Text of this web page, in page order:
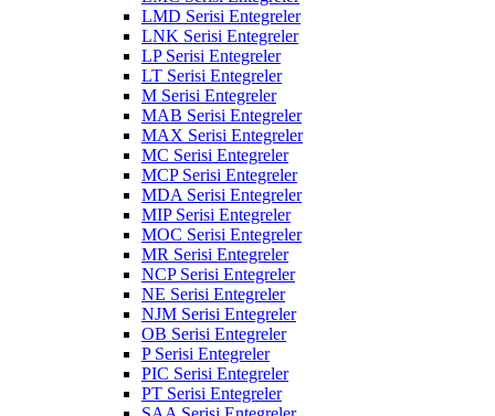
LMD Serisi Entegreler
LNK Serisi Entegreler
LP Serisi Entegreler
LT Serisi Entegreler
M Serisi Entegreler
MAB Serisi Entegreler
MAX Serisi Entegreler
MC Serisi Entegreler
MCP Serisi Entegreler
MDA Serisi Entegreler
MIP Serisi Entegreler
MOC Serisi Entegreler
MR Serisi Entegreler
NCP Serisi Entegreler
NE Serisi Entegreler
NJM Serisi Entegreler
OB Serisi Entegreler
P Serisi Entegreler
PIC Serisi Entegreler
PT Serisi Entegreler